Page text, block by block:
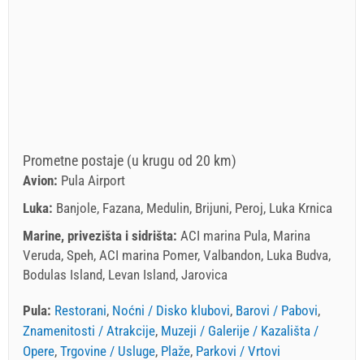
Prometne postaje (u krugu od 20 km)
Avion: Pula Airport
Luka: Banjole, Fazana, Medulin, Brijuni, Peroj, Luka Krnica
Marine, privezišta i sidrišta: ACI marina Pula, Marina
Veruda, Speh, ACI marina Pomer, Valbandon, Luka Budva,
Bodulas Island, Levan Island, Jarovica
Pula: Restorani, Noćni / Disko klubovi, Barovi / Pabovi,
Znamenitosti / Atrakcije, Muzeji / Galerije / Kazališta /
Opere, Trgovine / Usluge, Plaže, Parkovi / Vrtovi